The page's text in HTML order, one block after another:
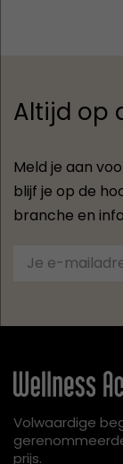
Altijd op
Meld je aan
blijf je op de
branche en
Volwaardige
prijs.